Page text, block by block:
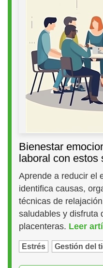
Bienestar
laboral con
Aprende a reducir el
identifica causas,
técnicas de
saludables y disfruta
placenteras. Leer
Estrés Gestión del